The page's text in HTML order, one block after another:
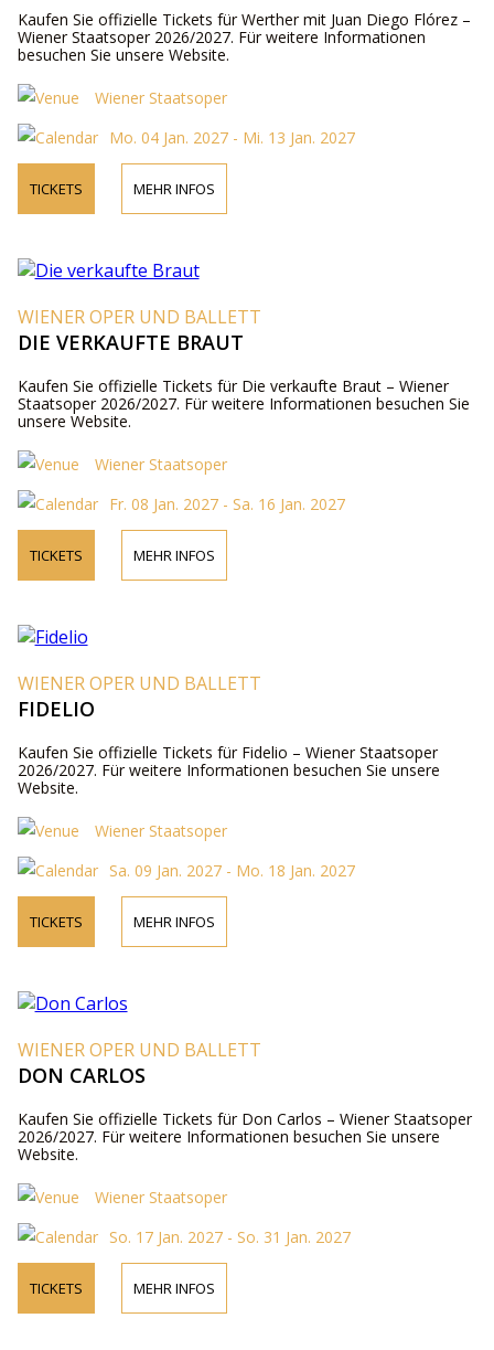
Kaufen Sie offizielle Tickets für Werther mit Juan Diego Flórez –
Wiener Staatsoper 2026/2027. Für weitere Informationen
besuchen Sie unsere Website.
Wiener Staatsoper
Mo. 04 Jan. 2027 - Mi. 13 Jan. 2027
TICKETS MEHR INFOS
WIENER OPER UND BALLETT
DIE VERKAUFTE BRAUT
Kaufen Sie offizielle Tickets für Die verkaufte Braut – Wiener
Staatsoper 2026/2027. Für weitere Informationen besuchen Sie
unsere Website.
Wiener Staatsoper
Fr. 08 Jan. 2027 - Sa. 16 Jan. 2027
TICKETS MEHR INFOS
WIENER OPER UND BALLETT
FIDELIO
Kaufen Sie offizielle Tickets für Fidelio – Wiener Staatsoper
2026/2027. Für weitere Informationen besuchen Sie unsere
Website.
Wiener Staatsoper
Sa. 09 Jan. 2027 - Mo. 18 Jan. 2027
TICKETS MEHR INFOS
WIENER OPER UND BALLETT
DON CARLOS
Kaufen Sie offizielle Tickets für Don Carlos – Wiener Staatsoper
2026/2027. Für weitere Informationen besuchen Sie unsere
Website.
Wiener Staatsoper
So. 17 Jan. 2027 - So. 31 Jan. 2027
TICKETS MEHR INFOS